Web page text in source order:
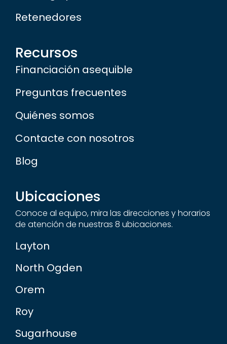
Retenedores
Recursos
Financiación asequible
Preguntas frecuentes
Quiénes somos
Contacte con nosotros
Blog
Ubicaciones
Conoce al equipo, mira las direcciones y horarios
de atención de nuestras 8 ubicaciones.
Layton
North Ogden
Orem
Roy
Sugarhouse